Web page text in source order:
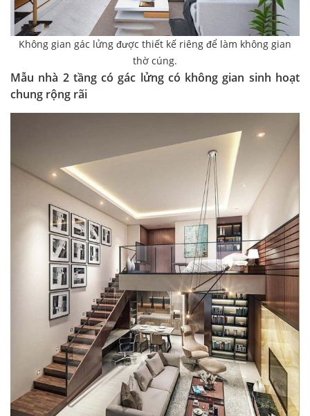
Không gian gác lửng được thiết kế riêng để làm không gian
thờ cúng.
Mẫu nhà 2 tầng có gác lửng có không gian sinh hoạt
chung rộng rãi